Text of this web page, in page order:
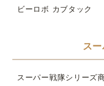
ビーロボ カブタック
ス
スーパー戦隊シリーズ